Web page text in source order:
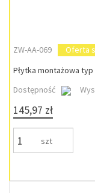
ZW-AA-069
Oferta
Płytka montażowa typ
Dostępność
145,97 zł
szt